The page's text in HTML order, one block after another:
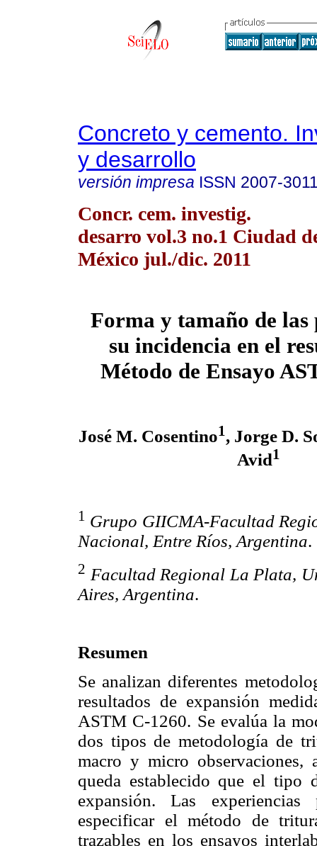
Concreto y cemento.
y desarrollo
versión impresa ISSN 2007-
Concr. cem. investig.
desarro vol.3 no.1 Ciudad
México jul./dic. 2011
Forma y tamaño de
su incidencia en el
Método de Ensayo
José M. Cosentino1, Jorge D.
Avid1
1 Grupo GIICMA-Facultad
Nacional, Entre Ríos, Argentina.
2 Facultad Regional La Plata,
Aires, Argentina.
Resumen
Se analizan diferentes
resultados de expansión
ASTM C-1260. Se evalúa la
dos tipos de metodología de
macro y micro observaciones,
queda establecido que el tipo
expansión. Las
especificar el método de
trazables en los ensayos